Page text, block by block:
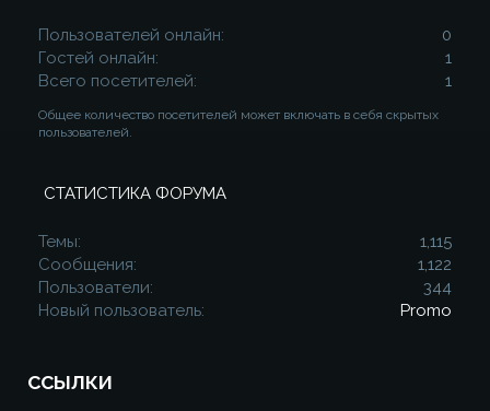
Пользователей онлайн
0
Гостей онлайн
1
Всего посетителей
1
Общее количество посетителей может включать в себя скрытых
пользователей.
СТАТИСТИКА ФОРУМА
Темы
1,115
Сообщения
1,122
Пользователи
344
Новый пользователь
Promo
ССЫЛКИ